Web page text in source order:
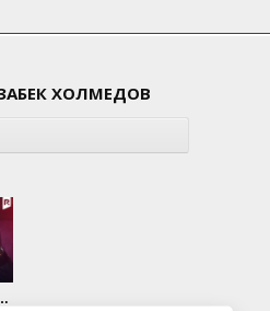
ХОЛМЕДОВ
— Одамлар